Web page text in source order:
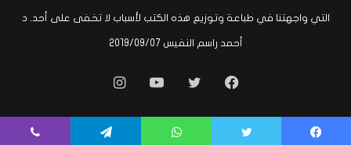
التي واجهتنا في طباعة وتوزيع هذه الكتب لأسباب لا تخفى على أحد. د
أحمد راسم النفيس ‏07‏/09‏/2019
فيسبوكتويتر يوتيوبانستقرام